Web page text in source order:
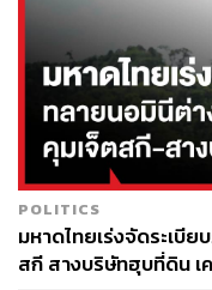
ทั้งความถี่และระยะเ
20% จะเป็น Curated
ด้านไลฟ์สไตล์
โครงการดังกล่าว มุ่ง
อาศัยในพื้นที่ โดยย่าน
สำคัญของพัทยา สะท้อ
ล้านคนต่อปี และสร้างมู
กว่า 2.2 แสนล้านบาท
POLITICS
มหาดไทยเร่งจัดระเบี
สกี สางบริษัทฮุบที่ดิน เ